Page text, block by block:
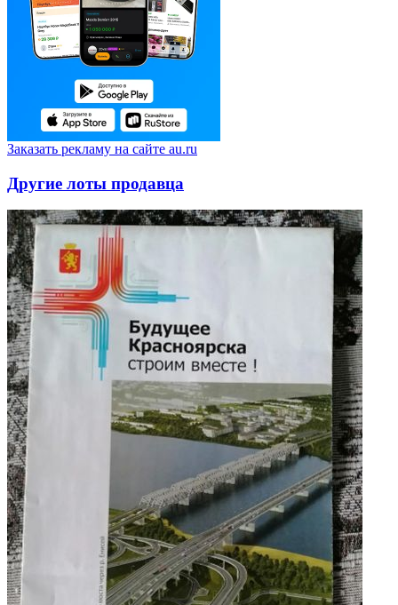
Заказать рекламу на сайте au.ru
Другие лоты продавца